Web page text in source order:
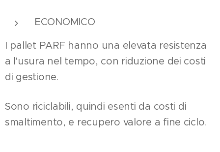
ECONOMICO
I pallet PARF hanno una elevata resistenza
a l'usura nel tempo, con riduzione dei costi
di gestione.
Sono riciclabili, quindi esenti da costi di
smaltimento, e recupero valore a fine ciclo.